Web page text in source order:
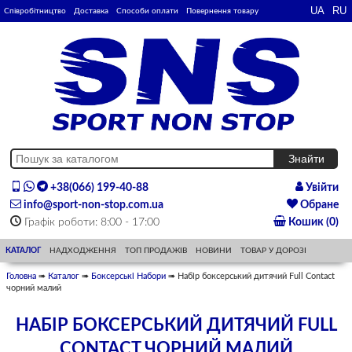
Співробітництво Доставка Способи оплати Повернення товару
+38(066) 199-40-88
info@sport-non-stop.com.ua
Графік роботи: 8:00 - 17:00
Увійти
Обране
Кошик (0)
КАТАЛОГ НАДХОДЖЕННЯ ТОП ПРОДАЖІВ НОВИНИ ТОВАР У ДОРОЗІ
Головна ➠ Каталог ➠ Боксерські Набори ➠ Набір боксерський дитячий Full Contact
чорний малий
НАБІР БОКСЕРСЬКИЙ ДИТЯЧИЙ FULL